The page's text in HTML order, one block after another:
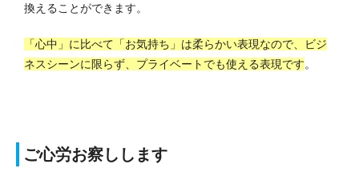
換えることができます。
「心中」に比べて「お気持ち」は柔らかい表現なので、ビジ
ネスシーンに限らず、プライベートでも使える表現です。
ご心労お察しします